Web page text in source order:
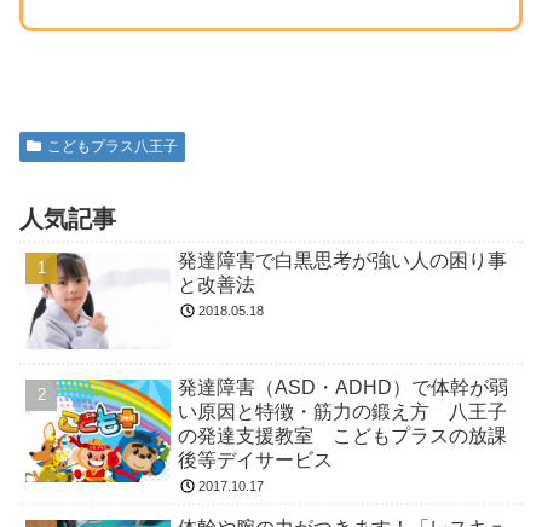
こどもプラス八王子
人気記事
発達障害で白黒思考が強い人の困り事
と改善法
2018.05.18
発達障害（ASD・ADHD）で体幹が弱
い原因と特徴・筋力の鍛え方 八王子
の発達支援教室 こどもプラスの放課
後等デイサービス
2017.10.17